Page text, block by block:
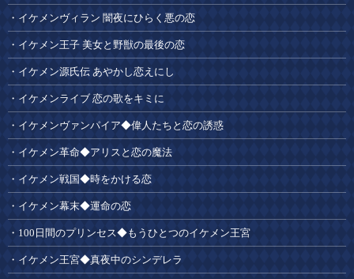
イケメンヴィラン 闇夜にひらく悪の恋
イケメン王子 美女と野獣の最後の恋
イケメン源氏伝 あやかし恋えにし
イケメンライブ 恋の歌をキミに
イケメンヴァンパイア◆偉人たちと恋の誘惑
イケメン革命◆アリスと恋の魔法
イケメン戦国◆時をかける恋
イケメン幕末◆運命の恋
100日間のプリンセス◆もうひとつのイケメン王宮
イケメン王宮◆真夜中のシンデレラ